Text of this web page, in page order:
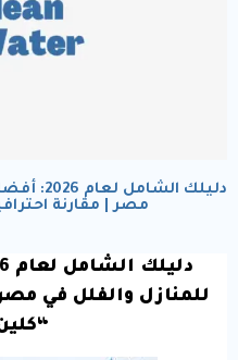
دليلك
مصر | مقارنة
للمنازل والفلل في